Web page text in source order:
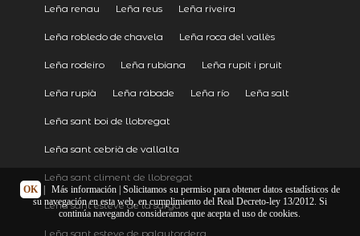
Leña renau Leña reus Leña riveira
Leña robledo de chavela Leña roca del vallès
Leña rodeiro Leña rubiana Leña rupit i pruit
Leña rupià Leña rábade Leña río Leña salt
Leña sant boi de llobregat
Leña sant cebrià de vallalta
Leña sant climent de llobregat
Leña sant esteve de la sarga
Leña sant esteve de palautordera
OK Más información| Solicitamos su permiso para obtener datos estadísticos de
su navegación en esta web, en cumplimiento del Real Decreto-ley 13/2012. Si
continúa navegando consideramos que acepta el uso de cookies.